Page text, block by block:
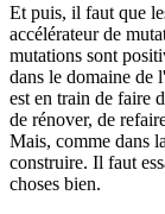
Et puis, il faut que
accélérateur de
mutations sont
dans le domaine de
est en train de faire
de rénover, de
Mais, comme dans
construire. Il faut
choses bien.